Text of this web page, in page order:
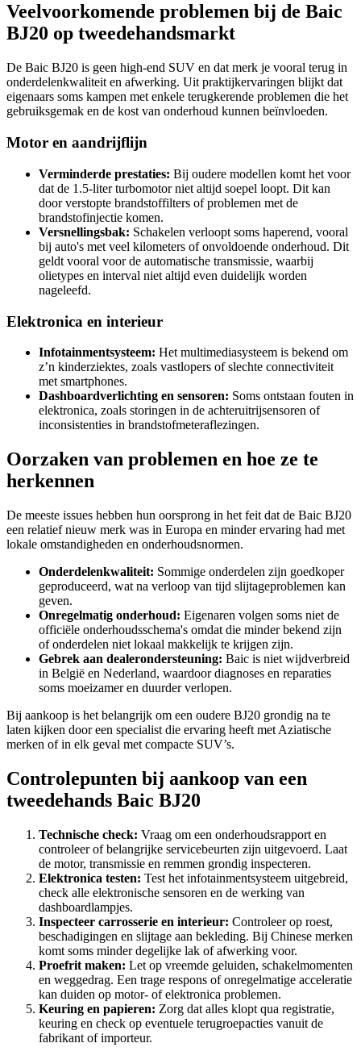
Veelvoorkomende problemen bij de Baic
BJ20 op tweedehandsmarkt
De Baic BJ20 is geen high-end SUV en dat merk je vooral terug in
onderdelenkwaliteit en afwerking. Uit praktijkervaringen blijkt dat
eigenaars soms kampen met enkele terugkerende problemen die het
gebruiksgemak en de kost van onderhoud kunnen beïnvloeden.
Motor en aandrijflijn
Verminderde prestaties: Bij oudere modellen komt het voor
dat de 1.5-liter turbomotor niet altijd soepel loopt. Dit kan
door verstopte brandstoffilters of problemen met de
brandstofinjectie komen.
Versnellingsbak: Schakelen verloopt soms haperend, vooral
bij auto's met veel kilometers of onvoldoende onderhoud. Dit
geldt vooral voor de automatische transmissie, waarbij
olietypes en interval niet altijd even duidelijk worden
nageleefd.
Elektronica en interieur
Infotainmentsysteem: Het multimediasysteem is bekend om
z’n kinderziektes, zoals vastlopers of slechte connectiviteit
met smartphones.
Dashboardverlichting en sensoren: Soms ontstaan fouten in
elektronica, zoals storingen in de achteruitrijsensoren of
inconsistenties in brandstofmeteraflezingen.
Oorzaken van problemen en hoe ze te
herkennen
De meeste issues hebben hun oorsprong in het feit dat de Baic BJ20
een relatief nieuw merk was in Europa en minder ervaring had met
lokale omstandigheden en onderhoudsnormen.
Onderdelenkwaliteit: Sommige onderdelen zijn goedkoper
geproduceerd, wat na verloop van tijd slijtageproblemen kan
geven.
Onregelmatig onderhoud: Eigenaren volgen soms niet de
officiële onderhoudsschema's omdat die minder bekend zijn
of onderdelen niet lokaal makkelijk te krijgen zijn.
Gebrek aan dealerondersteuning: Baic is niet wijdverbreid
in België en Nederland, waardoor diagnoses en reparaties
soms moeizamer en duurder verlopen.
Bij aankoop is het belangrijk om een oudere BJ20 grondig na te
laten kijken door een specialist die ervaring heeft met Aziatische
merken of in elk geval met compacte SUV’s.
Controlepunten bij aankoop van een
tweedehands Baic BJ20
Technische check: Vraag om een onderhoudsrapport en
controleer of belangrijke servicebeurten zijn uitgevoerd. Laat
de motor, transmissie en remmen grondig inspecteren.
Elektronica testen: Test het infotainmentsysteem uitgebreid,
check alle elektronische sensoren en de werking van
dashboardlampjes.
Inspecteer carrosserie en interieur: Controleer op roest,
beschadigingen en slijtage aan bekleding. Bij Chinese merken
komt soms minder degelijke lak of afwerking voor.
Proefrit maken: Let op vreemde geluiden, schakelmomenten
en weggedrag. Een trage respons of onregelmatige acceleratie
kan duiden op motor- of elektronica problemen.
Keuring en papieren: Zorg dat alles klopt qua registratie,
keuring en check op eventuele terugroepacties vanuit de
fabrikant of importeur.